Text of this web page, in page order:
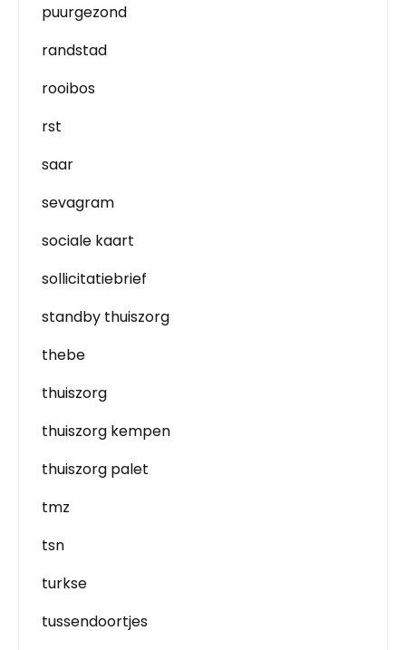
puurgezond
randstad
rooibos
rst
saar
sevagram
sociale kaart
sollicitatiebrief
standby thuiszorg
thebe
thuiszorg
thuiszorg kempen
thuiszorg palet
tmz
tsn
turkse
tussendoortjes